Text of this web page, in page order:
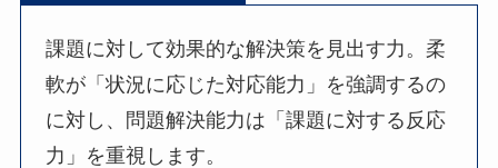
課題に対して効果的な解決策を見出す力。柔
軟が「状況に応じた対応能力」を強調するの
に対し、問題解決能力は「課題に対する反応
力」を重視します。